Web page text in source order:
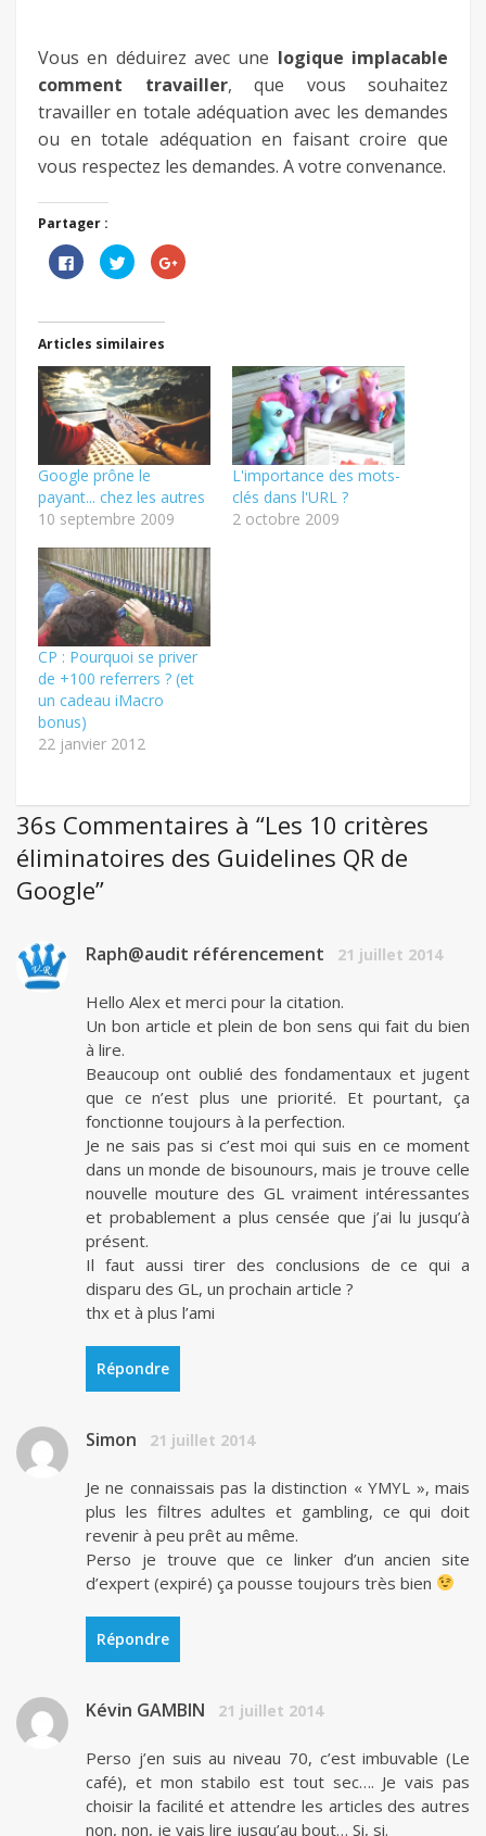
Vous en déduirez avec une logique implacable
comment travailler, que vous souhaitez
travailler en totale adéquation avec les demandes
ou en totale adéquation en faisant croire que
vous respectez les demandes. A votre convenance.
Partager :
Cliquez
pour
partager
dans
nouvelle
fenêtre)
Cliquez
pour
partager
dans
une
nouvelle
fenêtre)
Cliquez
pour
nouvelle
fenêtre)
Articles similaires
Google prône le
payant... chez les autres
10 septembre 2009
L'importance des mots-
clés dans l'URL ?
2 octobre 2009
CP : Pourquoi se priver
de +100 referrers ? (et
un cadeau iMacro
bonus)
22 janvier 2012
36s Commentaires à “Les 10 critères
éliminatoires des Guidelines QR de
Google”
Raph@audit référencement 21 juillet 2014
Hello Alex et merci pour la citation.
Un bon article et plein de bon sens qui fait du bien
à lire.
Beaucoup ont oublié des fondamentaux et jugent
que ce n’est plus une priorité. Et pourtant, ça
fonctionne toujours à la perfection.
Je ne sais pas si c’est moi qui suis en ce moment
dans un monde de bisounours, mais je trouve celle
nouvelle mouture des GL vraiment intéressantes
et probablement a plus censée que j’ai lu jusqu’à
présent.
Il faut aussi tirer des conclusions de ce qui a
disparu des GL, un prochain article ?
thx et à plus l’ami
Répondre
Simon 21 juillet 2014
Je ne connaissais pas la distinction « YMYL », mais
plus les filtres adultes et gambling, ce qui doit
revenir à peu prêt au même.
Perso je trouve que ce linker d’un ancien site
d’expert (expiré) ça pousse toujours très bien
Répondre
Kévin GAMBIN 21 juillet 2014
Perso j’en suis au niveau 70, c’est imbuvable (Le
café), et mon stabilo est tout sec…. Je vais pas
choisir la facilité et attendre les articles des autres
non, non, je vais lire jusqu’au bout… Si, si.